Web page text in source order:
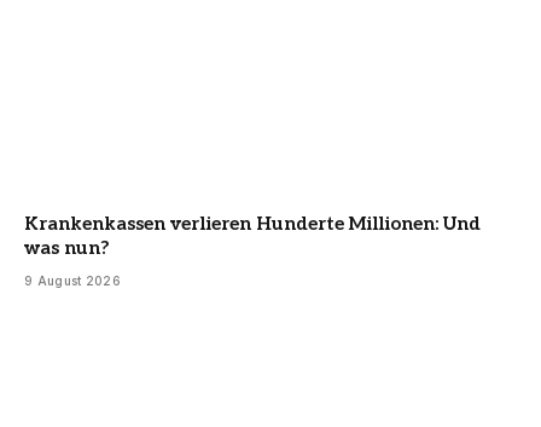
Krankenkassen verlieren Hunderte Millionen: Und
was nun?
9 August 2026